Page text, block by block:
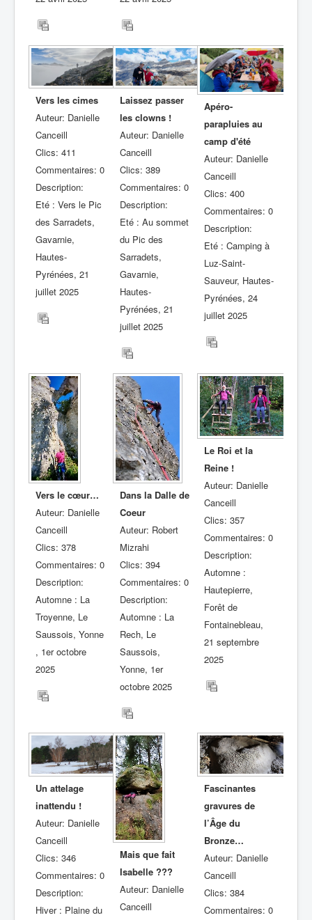
Vers les cimes
Auteur: Danielle
Canceill
Clics: 411
Commentaires: 0
Description:
Eté : Vers le Pic
des Sarradets,
Gavarnie,
Hautes-
Pyrénées, 21
juillet 2025
Laissez passer
les clowns !
Auteur: Danielle
Canceill
Clics: 389
Commentaires: 0
Description:
Eté : Au sommet
du Pic des
Sarradets,
Gavarnie,
Hautes-
Pyrénées, 21
juillet 2025
Apéro-
parapluies au
camp d'été
Auteur: Danielle
Canceill
Clics: 400
Commentaires: 0
Description:
Eté : Camping à
Luz-Saint-
Sauveur, Hautes-
Pyrénées, 24
juillet 2025
Vers le cœur…
Auteur: Danielle
Canceill
Clics: 378
Commentaires: 0
Description:
Automne : La
Troyenne, Le
Saussois, Yonne
, 1er octobre
2025
Dans la Dalle de
Coeur
Auteur: Robert
Mizrahi
Clics: 394
Commentaires: 0
Description:
Automne : La
Rech, Le
Saussois,
Yonne, 1er
octobre 2025
Le Roi et la
Reine !
Auteur: Danielle
Canceill
Clics: 357
Commentaires: 0
Description:
Automne :
Hautepierre,
Forêt de
Fontainebleau,
21 septembre
2025
Un attelage
inattendu !
Auteur: Danielle
Canceill
Clics: 346
Commentaires: 0
Description:
Hiver : Plaine du
Mais que fait
Isabelle ???
Auteur: Danielle
Canceill
Fascinantes
gravures de
l’Âge du
Bronze…
Auteur: Danielle
Canceill
Clics: 384
Commentaires: 0